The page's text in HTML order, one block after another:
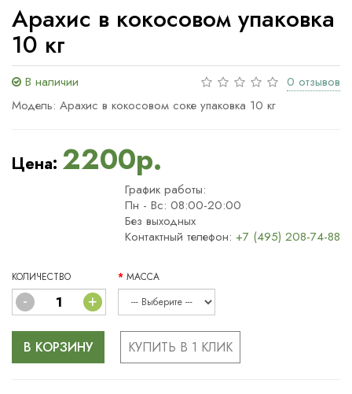
Арахис в кокосовом упаковка
10 кг
В наличии
0 отзывов
Модель: Арахис в кокосовом соке упаковка 10 кг
Цена: 2200р.
График работы:
Пн - Вс: 08:00-20:00
Без выходных
Контактный телефон: +7 (495) 208-74-88
КОЛИЧЕСТВО
- +
МАССА
В КОРЗИНУ КУПИТЬ В 1 КЛИК